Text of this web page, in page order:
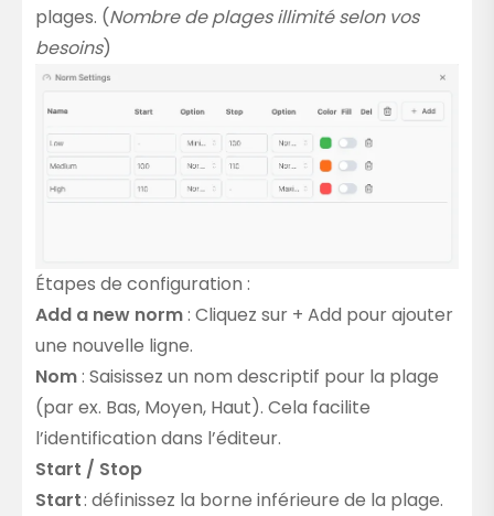
plages. (Nombre de plages illimité selon vos
besoins)
Étapes de configuration :
Add a new norm: Cliquez sur + Add pour ajouter
une nouvelle ligne.
Nom: Saisissez un nom descriptif pour la plage
(par ex. Bas, Moyen, Haut). Cela facilite
l’identification dans l’éditeur.
Start / Stop
Start: définissez la borne inférieure de la plage.